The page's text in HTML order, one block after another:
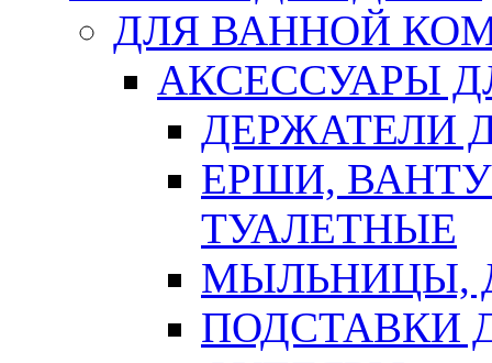
ДЛЯ ВАННОЙ
АКСЕССУАРЫ
ДЕРЖАТЕЛИ
ЕРШИ,
ТУАЛЕТНЫЕ
МЫЛЬНИЦЫ,
ПОДСТАВКИ